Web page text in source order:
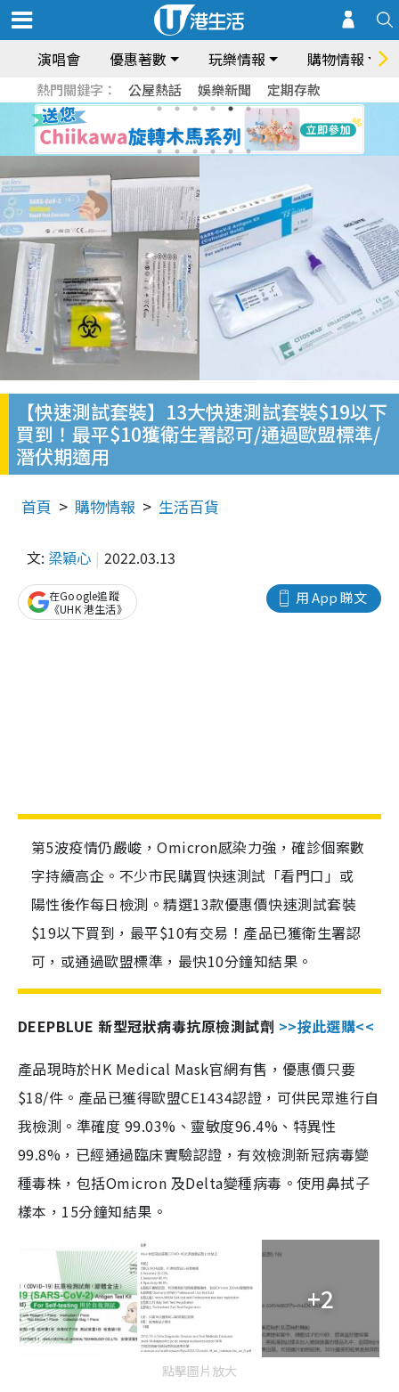
演唱會 優惠著數 玩樂情報 購物情報
熱門關鍵字： 公屋熱話 娛樂新聞 定期存款
【快速測試套裝】13大快速測試套裝$19以下
買到！最平$10獲衛生署認可/通過歐盟標準/
潛伏期適用
首頁 購物情報 生活百貨
文: 梁穎心 2022.03.13
用 App 睇文
在Google追蹤
《UHK 港生活》
第5波疫情仍嚴峻，Omicron感染力強，確診個案數
字持續高企。不少市民購買快速測試「看門口」或
陽性後作每日檢測。精選13款優惠價快速測試套裝
$19以下買到，最平$10有交易！產品已獲衛生署認
可，或通過歐盟標準，最快10分鐘知結果。
DEEPBLUE 新型冠狀病毒抗原檢測試劑 >>按此選購<<
產品現時於HK Medical Mask官網有售，優惠價只要
$18/件。產品已獲得歐盟CE1434認證，可供民眾進行自
我檢測。準確度 99.03%、靈敏度96.4%、特異性
99.8%，已經通過臨床實驗認證，有效檢測新冠病毒變
種毒株，包括Omicron 及Delta變種病毒。使用鼻拭子
樣本，15分鐘知結果。
+2
點擊圖片放大